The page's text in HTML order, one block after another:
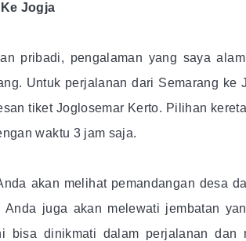
Jogja
pribadi, pengalaman yang saya
Untuk perjalanan dari Semarang ke
tiket Joglosemar Kerto. Pilihan
waktu 3 jam saja.
akan melihat pemandangan desa
Anda juga akan melewati jembatan
bisa dinikmati dalam perjalanan dan